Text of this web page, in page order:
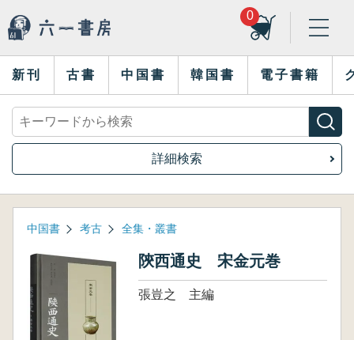
0
新刊 古書 中国書 韓国書 電子書籍
詳細検索
中国書 考古 全集・叢書
陝西通史 宋金元巻
張豈之 主編